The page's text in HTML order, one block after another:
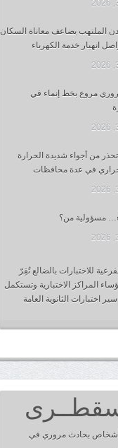
الملتهب يضاعف معاناة السكان
انهيار خدمة الكهرباء
مروع بخط إنماء في
تحذر من أجواء شديدة الحرارة
حراري في عدة محافظات
مسؤولية من؟
للاختبارات بالضالع تُقِرّ
المراكز الاختبارية وتستكمل
اختبارات الثانوية العامة
سقطــرى
وفاة 3 أشخاص بحادث مروري في